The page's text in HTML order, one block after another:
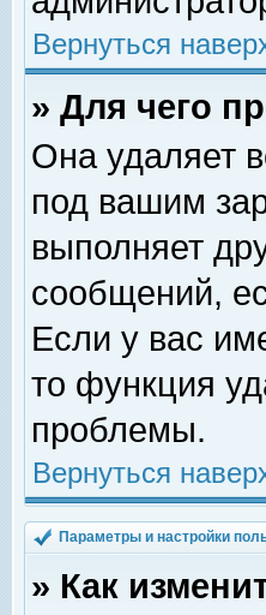
Вернуться
» Для чего
Она удаляет
под вашим
выполняет
сообщений,
Если у вас
то функция
проблемы.
Вернуться
Параметры и настройки
» Как